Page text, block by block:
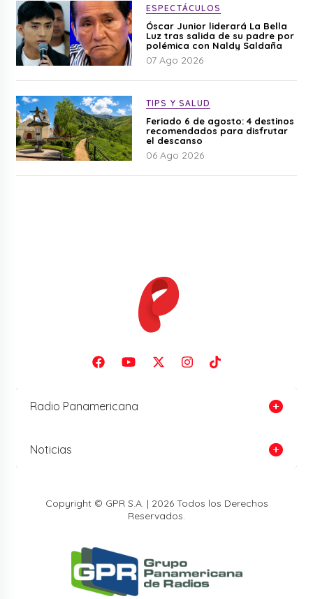
ESPECTÁCULOS
Óscar Junior liderará La Bella
Luz tras salida de su padre por
polémica con Naldy Saldaña
07 Ago 2026
TIPS Y SALUD
Feriado 6 de agosto: 4 destinos
recomendados para disfrutar
el descanso
06 Ago 2026
Radio Panamericana
Noticias
Copyright © GPR S.A. | 2026 Todos los Derechos
Reservados.